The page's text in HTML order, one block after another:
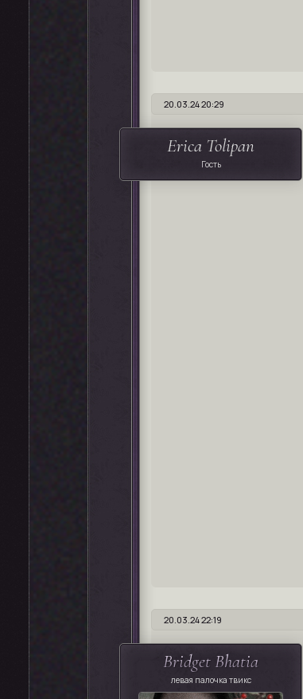
20.03.24 20:29
Erica Tolipan
Гость
20.03.24 22:19
Bridget Bhatia
левая палочка твикс